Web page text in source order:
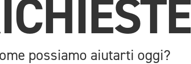
possiamo aiutarti oggi?